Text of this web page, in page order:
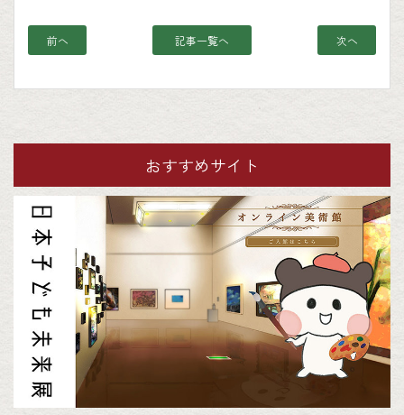
前へ 記事一覧へ 次へ
おすすめサイト